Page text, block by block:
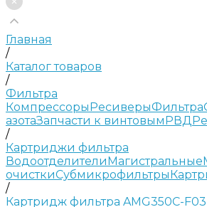
Главная
/
Каталог товаров
/
Фильтра
КомпрессорыРесиверыФильтра
азотаЗапчасти к винтовымРВД
/
Картриджи фильтра
ВодоотделителиМагистральные
очисткиСубмикрофильтры
/
Картридж фильтра AMG350C-